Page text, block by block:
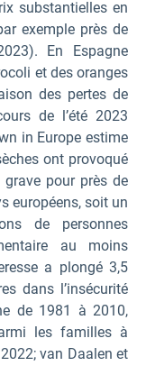
substantielles en
exemple près de
En Espagne
et des oranges
des pertes de
de l’été 2023
in Europe estime
ont provoqué
pour près de
européens, soit un
de personnes
au moins
a plongé 3,5
dans l’insécurité
de 1981 à 2010,
les familles à
van Daalen et